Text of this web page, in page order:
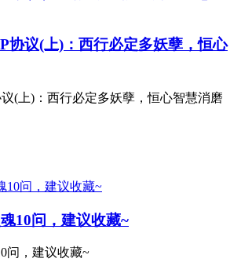
协议(上)：西行必定多妖孽，恒心
(上)：西行必定多妖孽，恒心智慧消磨
10问，建议收藏~
问，建议收藏~